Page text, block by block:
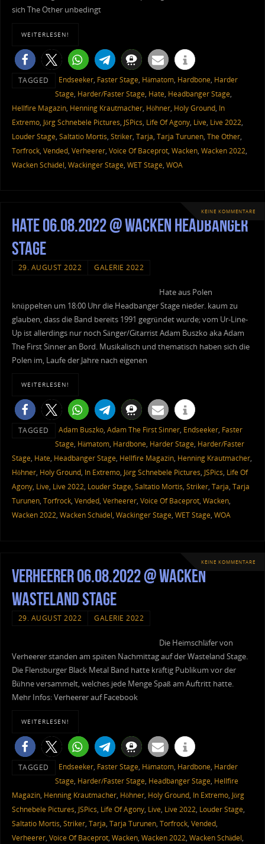
sich The Other unbedingt
WEITERLESEN!
TAGGED Endseeker, Faster Stage, Hämatom, Hardbone, Harder
Stage, Harder/Faster Stage, Hate, Headbanger Stage,
Hellfire Magazin, Henning Krautmacher, Höhner, Holy Ground, In
Extremo, Jörg Schnebele Pictures, JSPics, Life Of Agony, Live, Live 2022,
Louder Stage, Saltatio Mortis, Striker, Tarja, Tarja Turunen, The Other,
Torfrock, Vended, Verheerer, Voice Of Baceprot, Wacken, Wacken 2022,
Wacken Schädel, Wackinger Stage, WET Stage, WOA
KEINE KOMMENTARE
Hate 06.08.2022 @ Wacken Headbanger
Stage
29. AUGUST 2022 GALERIE 2022
Hate aus Polen
knüppelten um 18:00 Uhr die Headbanger Stage nieder. kaum zu
glauben, dass die Band bereits 1991 gegründet wurde; vom Ur-Line-
Up ist allerdings nur noch Sänger/Gitarrist Adam Buszko aka Adam
The First Sinner an Bord. Musikalisch und thematisch haben sich die
Polen im, Laufe der Jahre nach eigenen
WEITERLESEN!
TAGGED Adam Buszko, Adam The First Sinner, Endseeker, Faster
Stage, Hämatom, Hardbone, Harder Stage, Harder/Faster
Stage, Hate, Headbanger Stage, Hellfire Magazin, Henning Krautmacher,
Höhner, Holy Ground, In Extremo, Jörg Schnebele Pictures, JSPics, Life Of
Agony, Live, Live 2022, Louder Stage, Saltatio Mortis, Striker, Tarja, Tarja
Turunen, Torfrock, Vended, Verheerer, Voice Of Baceprot, Wacken,
Wacken 2022, Wacken Schädel, Wackinger Stage, WET Stage, WOA
KEINE KOMMENTARE
Verheerer 06.08.2022 @ Wacken
Wasteland Stage
29. AUGUST 2022 GALERIE 2022
Die Heimschläfer von
Verheerer standen am späten Nachmittag auf der Wasteland Stage.
Die Flensburger Black Metal Band hatte kräftig Publikum vor der
Bühne versammelt, welches jede Menge Spaß am Auftritt hatte.
Mehr Infos: Verheerer auf Facebook
WEITERLESEN!
TAGGED Endseeker, Faster Stage, Hämatom, Hardbone, Harder
Stage, Harder/Faster Stage, Headbanger Stage, Hellfire
Magazin, Henning Krautmacher, Höhner, Holy Ground, In Extremo, Jörg
Schnebele Pictures, JSPics, Life Of Agony, Live, Live 2022, Louder Stage,
Saltatio Mortis, Striker, Tarja, Tarja Turunen, Torfrock, Vended,
Verheerer, Voice Of Baceprot, Wacken, Wacken 2022, Wacken Schädel,